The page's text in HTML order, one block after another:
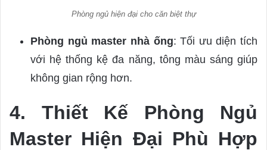
Phòng ngủ hiện đại cho căn biệt thự
Phòng ngủ master nhà ống: Tối ưu diện tích
với hệ thống kệ đa năng, tông màu sáng giúp
không gian rộng hơn.
4. Thiết Kế Phòng Ngủ
Master Hiện Đại Phù Hợp